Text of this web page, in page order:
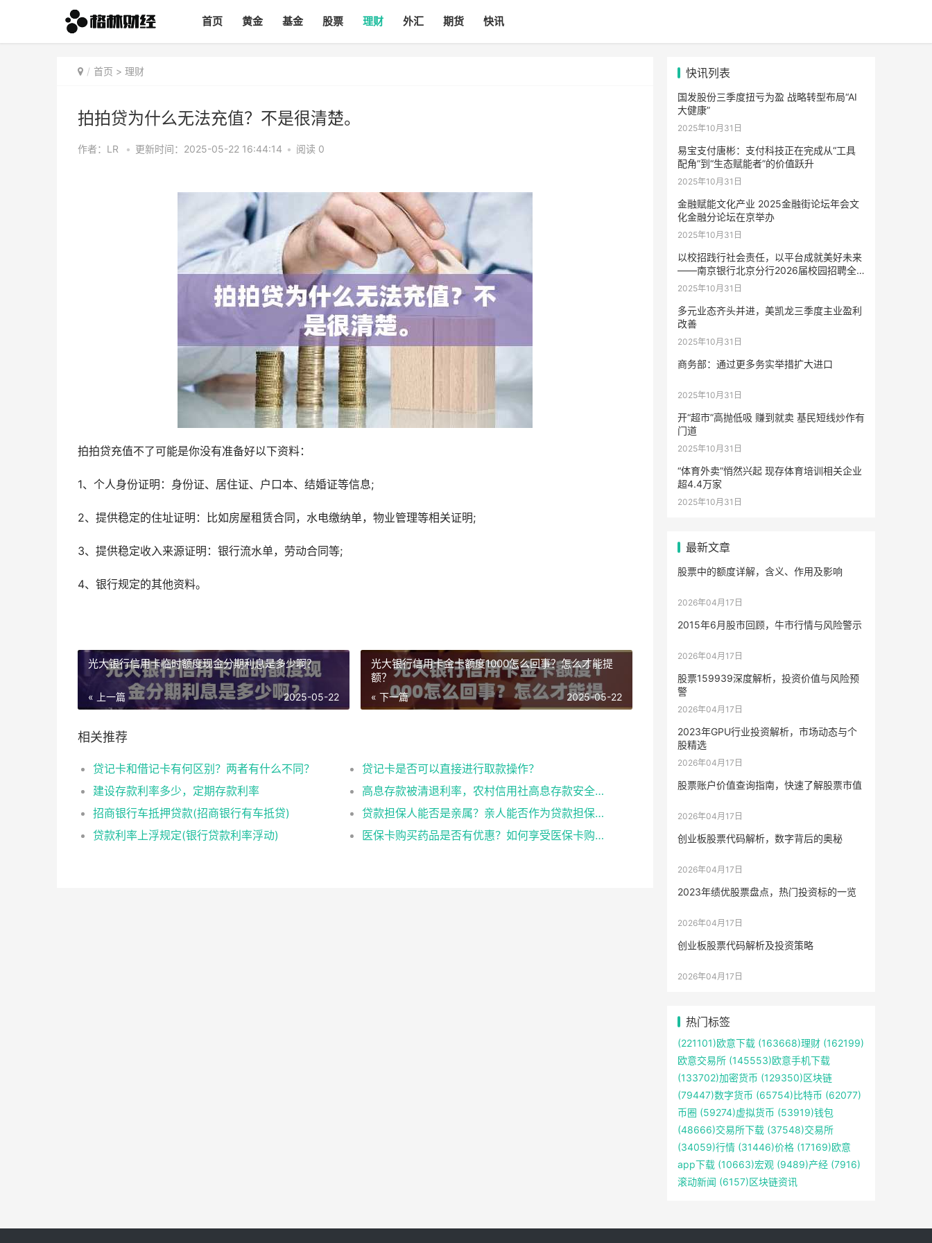
首页 黄金 基金 股票 理财 外汇 期货 快讯
首页 > 理财
拍拍贷为什么无法充值？不是很清楚。
作者：LR • 更新时间：2025-05-22 16:44:14 • 阅读 0
拍拍贷充值不了可能是你没有准备好以下资料：
1、个人身份证明：身份证、居住证、户口本、结婚证等信息;
2、提供稳定的住址证明：比如房屋租赁合同，水电缴纳单，物业管理等相关证明;
3、提供稳定收入来源证明：银行流水单，劳动合同等;
4、银行规定的其他资料。
光大银行信用卡临时额度现金分期利息是多少啊？
« 上一篇 2025-05-22
光大银行信用卡金卡额度1000怎么回事？怎么才能提
额？
« 下一篇 2025-05-22
相关推荐
贷记卡和借记卡有何区别？两者有什么不同？
贷记卡是否可以直接进行取款操作？
建设存款利率多少，定期存款利率
高息存款被清退利率，农村信用社高息存款安全吗
招商银行车抵押贷款(招商银行有车抵贷)
贷款担保人能否是亲属？亲人能否作为贷款担保人？
贷款利率上浮规定(银行贷款利率浮动)
医保卡购买药品是否有优惠？如何享受医保卡购药优惠？
快讯列表
国发股份三季度扭亏为盈 战略转型布局“AI
大健康”
2025年10月31日
易宝支付唐彬：支付科技正在完成从“工具
配角”到“生态赋能者”的价值跃升
2025年10月31日
金融赋能文化产业 2025金融街论坛年会文
化金融分论坛在京举办
2025年10月31日
以校招践行社会责任，以平台成就美好未来
——南京银行北京分行2026届校园招聘全
面启动
2025年10月31日
多元业态齐头并进，美凯龙三季度主业盈利
改善
2025年10月31日
商务部：通过更多务实举措扩大进口
2025年10月31日
开“超市”高抛低吸 赚到就卖 基民短线炒作有
门道
2025年10月31日
“体育外卖”悄然兴起 现存体育培训相关企业
超4.4万家
2025年10月31日
最新文章
股票中的额度详解，含义、作用及影响
2026年04月17日
2015年6月股市回顾，牛市行情与风险警示
2026年04月17日
股票159939深度解析，投资价值与风险预
警
2026年04月17日
2023年GPU行业投资解析，市场动态与个
股精选
2026年04月17日
股票账户价值查询指南，快速了解股票市值
2026年04月17日
创业板股票代码解析，数字背后的奥秘
2026年04月17日
2023年绩优股票盘点，热门投资标的一览
2026年04月17日
创业板股票代码解析及投资策略
2026年04月17日
热门标签
(221101)欧意下载 (163668)理财 (162199)
欧意交易所 (145553)欧意手机下载
(133702)加密货币 (129350)区块链
(79447)数字货币 (65754)比特币 (62077)
币圈 (59274)虚拟货币 (53919)钱包
(48666)交易所下载 (37548)交易所
(34059)行情 (31446)价格 (17169)欧意
app下载 (10663)宏观 (9489)产经 (7916)
滚动新闻 (6157)区块链资讯